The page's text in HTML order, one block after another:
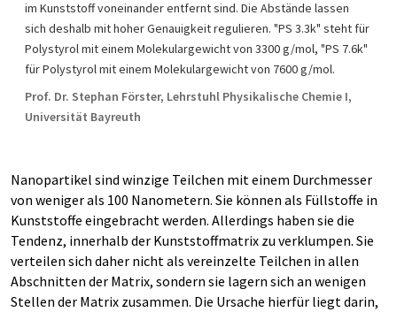
im Kunststoff voneinander entfernt sind. Die Abstände lassen
sich deshalb mit hoher Genauigkeit regulieren. "PS 3.3k" steht für
Polystyrol mit einem Molekulargewicht von 3300 g/mol, "PS 7.6k"
für Polystyrol mit einem Molekulargewicht von 7600 g/mol.
Prof. Dr. Stephan Förster, Lehrstuhl Physikalische Chemie I,
Universität Bayreuth
Nanopartikel sind winzige Teilchen mit einem Durchmesser
von weniger als 100 Nanometern. Sie können als Füllstoffe in
Kunststoffe eingebracht werden. Allerdings haben sie die
Tendenz, innerhalb der Kunststoffmatrix zu verklumpen. Sie
verteilen sich daher nicht als vereinzelte Teilchen in allen
Abschnitten der Matrix, sondern sie lagern sich an wenigen
Stellen der Matrix zusammen. Die Ursache hierfür liegt darin,